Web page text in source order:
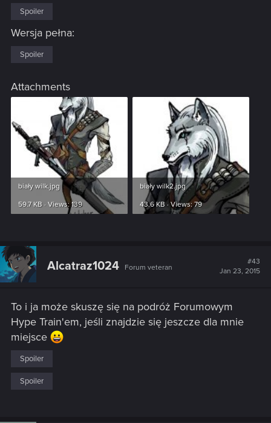
Spoiler
Wersja pełna:
Spoiler
Attachments
biały wilk.jpg
59.7 KB · Views: 139
biały wilk2.jpg
43.6 KB · Views: 79
Alcatraz1024 Forum veteran
#43
Jan 23, 2015
To i ja może skuszę się na podróż Forumowym
Hype Train'em, jeśli znajdzie się jeszcze dla mnie
miejsce
Spoiler
Spoiler